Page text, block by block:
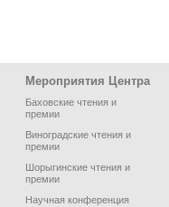
Мероприятия Центра
Баховские чтения и
премии
Виноградские чтения и
премии
Шорыгинские чтения и
премии
Научная конференция